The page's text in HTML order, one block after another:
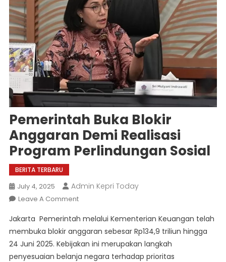
Pemerintah Buka Blokir
Anggaran Demi Realisasi
Program Perlindungan Sosial
BERITA TERBARU
July 4, 2025 Admin Kepri Today
Leave A CommentOn
Buka
Blokir
Anggaran
Demi
Jakarta  Pemerintah melalui Kementerian Keuangan telah
membuka blokir anggaran sebesar Rp134,9 triliun hingga
24 Juni 2025. Kebijakan ini merupakan langkah
penyesuaian belanja negara terhadap prioritas